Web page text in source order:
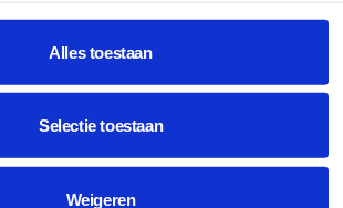
Alles toestaan
Selectie toestaan
Weigeren
worden. Dit komt omdat je
een massaproduct wat een fit moet
platform en/of app (laten)